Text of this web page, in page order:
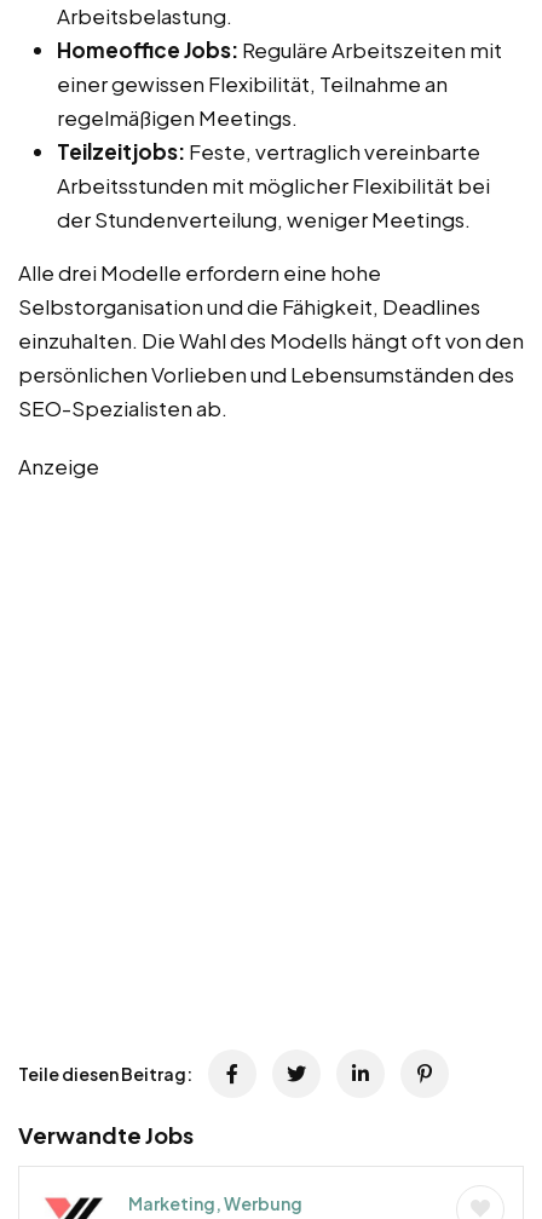
Arbeitsbelastung.
Homeoffice Jobs: Reguläre Arbeitszeiten mit
einer gewissen Flexibilität, Teilnahme an
regelmäßigen Meetings.
Teilzeitjobs: Feste, vertraglich vereinbarte
Arbeitsstunden mit möglicher Flexibilität bei
der Stundenverteilung, weniger Meetings.
Alle drei Modelle erfordern eine hohe
Selbstorganisation und die Fähigkeit, Deadlines
einzuhalten. Die Wahl des Modells hängt oft von den
persönlichen Vorlieben und Lebensumständen des
SEO-Spezialisten ab.
Anzeige
Teile diesen Beitrag:
Verwandte Jobs
Marketing, Werbung